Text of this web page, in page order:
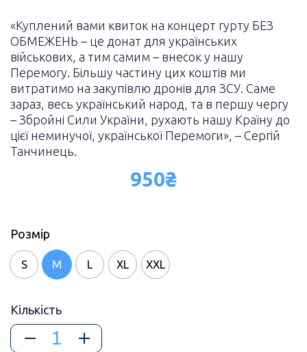
«Куплений вами квиток на концерт гурту БЕЗ
ОБМЕЖЕНЬ – це донат для українських
військових, а тим самим – внесок у нашу
Перемогу. Більшу частину цих коштів ми
витратимо на закупівлю дронів для ЗСУ. Саме
зараз, весь український народ, та в першу чергу
– Збройні Сили України, рухають нашу Країну до
цієї неминучої, української Перемоги», – Сергій
Танчинець.
950₴
Розмір
S M L XL XXL
Кількість
ФУТБОЛКА
AZOV